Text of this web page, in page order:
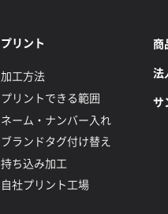
プリント
加工方法
プリントできる範囲
ネーム・ナンバー入れ
ブランドタグ付け替え
持ち込み加工
自社プリント工場
商
法
サ